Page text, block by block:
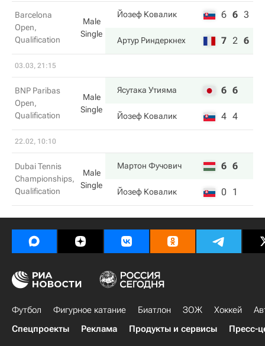
Barcelona
Open,
Qualification
Male
Single
Йозеф Ковалик 6 6 3
Артур Риндеркнех 7 2 6
03.03, 21:15
BNP Paribas
Open,
Qualification
Male
Single
Ясутака Утияма 6 6
Йозеф Ковалик 4 4
22.02, 10:10
Dubai Tennis
Championships,
Qualification
Male
Single
Мартон Фучович 6 6
Йозеф Ковалик 0 1
Футбол Фигурное катание Биатлон ЗОЖ Хоккей
Спецпроекты
Реклама Продукты и сервисы Пресс-